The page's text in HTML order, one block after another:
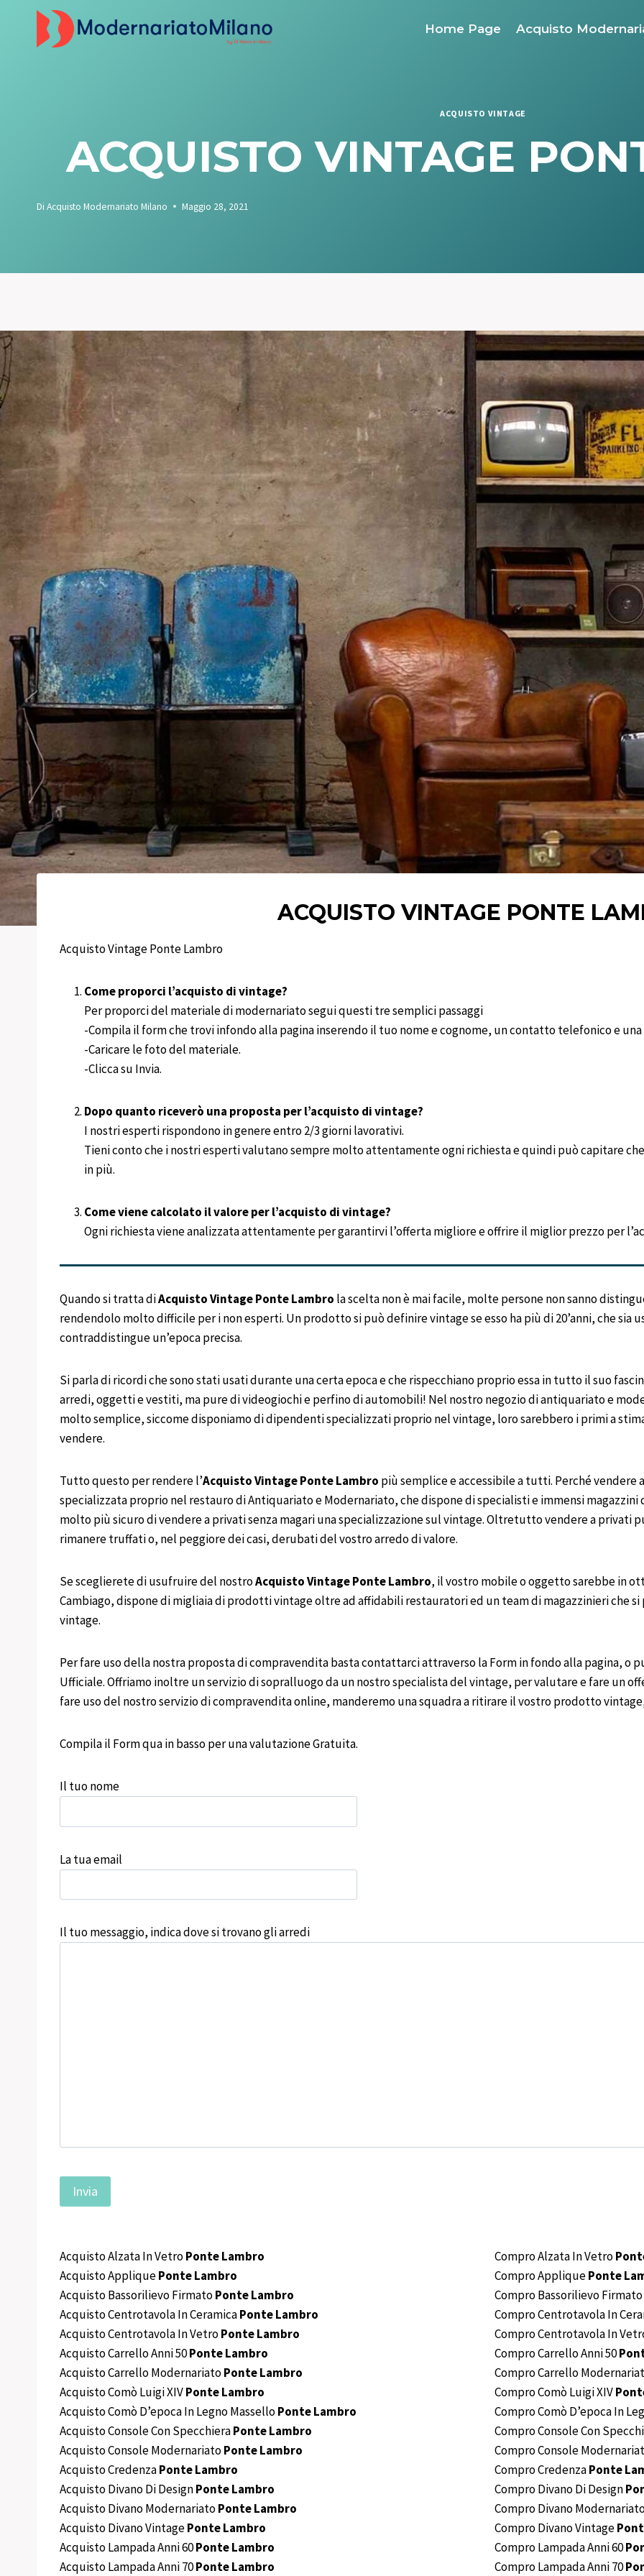
contenuto
Home Page Acquisto
ACQUISTO VINTAGE
ACQUISTO VINTAGE
Di Acquisto Modernariato Milano Maggio 28, 2021
ACQUISTO VINTAGE PONTE
Acquisto Vintage Ponte Lambro
Come proporci l’acquisto di vintage?
Per proporci del materiale di modernariato segui questi tre semplici passaggi
-Compila il form che trovi infondo alla pagina inserendo il tuo nome e cognome, un contatto telefonico e una
-Caricare le foto del materiale.
-Clicca su Invia.
Dopo quanto riceverò una proposta per l’acquisto di vintage?
I nostri esperti rispondono in genere entro 2/3 giorni lavorativi.
Tieni conto che i nostri esperti valutano sempre molto attentamente ogni richiesta e quindi può capitare
in più.
Come viene calcolato il valore per l’acquisto di vintage?
Ogni richiesta viene analizzata attentamente per garantirvi l’offerta migliore e offrire il miglior prezzo per
Quando si tratta diAcquisto VintagePonte Lambro la scelta non è mai facile, molte persone non sanno
rendendolo molto difficile per i non esperti. Un prodotto si può definire vintage se esso ha più di 20’anni, che sia
contraddistingue un’epoca precisa.
Si parla di ricordi che sono stati usati durante una certa epoca e che rispecchiano proprio essa in tutto il suo
arredi, oggetti e vestiti, ma pure di videogiochi e perfino di automobili! Nel nostro negozio di antiquariato e
molto semplice, siccome disponiamo di dipendenti specializzati proprio nel vintage, loro sarebbero i primi a
vendere.
Tutto questo per rendere l’Acquisto VintagePonte Lambro più semplice e accessibile a tutti. Perché vendere
specializzata proprio nel restauro di Antiquariato e Modernariato, che dispone di specialisti e immensi magazzini
molto più sicuro di vendere a privati senza magari una specializzazione sul vintage. Oltretutto vendere a privati
rimanere truffati o, nel peggiore dei casi, derubati del vostro arredo di valore.
Se sceglierete di usufruire del nostroAcquisto VintagePonte Lambro, il vostro mobile o oggetto sarebbe in
Cambiago, dispone di migliaia di prodotti vintage oltre ad affidabili restauratori ed un team di magazzinieri che
vintage.
Per fare uso della nostra proposta di compravendita basta contattarci attraverso la Form in fondo alla pagina, o
Ufficiale. Offriamo inoltre un servizio di sopralluogo da un nostro specialista del vintage, per valutare e fare un
fare uso del nostro servizio di compravendita online, manderemo una squadra a ritirare il vostro prodotto
Compila il Form qua in basso per una valutazione Gratuita.
Il tuo nome
La tua email
Il tuo messaggio, indica dove si trovano gli arredi
Acquisto Alzata In VetroPonte Lambro
Acquisto AppliquePonte Lambro
Acquisto Bassorilievo FirmatoPonte Lambro
Acquisto Centrotavola In CeramicaPonte Lambro
Acquisto Centrotavola In VetroPonte Lambro
Acquisto Carrello Anni 50Ponte Lambro
Acquisto Carrello ModernariatoPonte Lambro
Acquisto Comò Luigi XIVPonte Lambro
Acquisto Comò D’epoca In Legno MasselloPonte Lambro
Acquisto Console Con SpecchieraPonte Lambro
Acquisto Console ModernariatoPonte Lambro
Acquisto CredenzaPonte Lambro
Acquisto Divano Di DesignPonte Lambro
Acquisto Divano ModernariatoPonte Lambro
Acquisto Divano VintagePonte Lambro
Acquisto Lampada Anni 60Ponte Lambro
Acquisto Lampada Anni 70Ponte Lambro
Compro Alzata In Vetro
Compro AppliquePonte
Compro Bassorilievo Firmato
Compro Centrotavola In
Compro Centrotavola In
Compro Carrello Anni 50
Compro Carrello
Compro Comò Luigi XIV
Compro Comò D’epoca In
Compro Console Con
Compro Console
Compro CredenzaPonte
Compro Divano Di Design
Compro Divano
Compro Divano Vintage
Compro Lampada Anni 60
Compro Lampada Anni 70